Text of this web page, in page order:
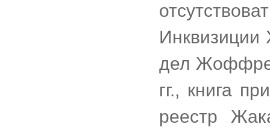
Инквизиции
дел Жоффре
гг., книга
реестр